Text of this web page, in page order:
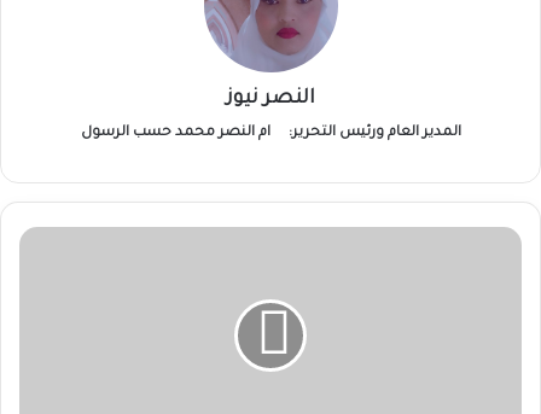
النصر نيوز
المدير العام ورئيس التحرير: ام النصر محمد حسب الرسول
برنامج